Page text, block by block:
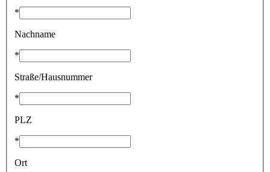
*
Nachname
*
Straße/Hausnummer
*
PLZ
*
Ort